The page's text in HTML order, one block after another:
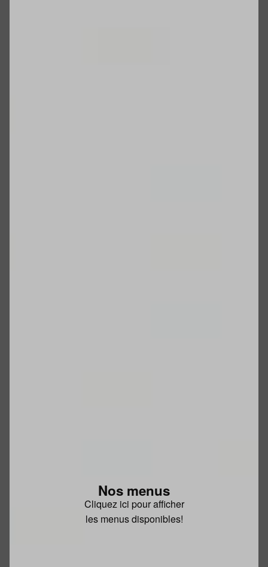
Nos menus
Cliquez ici pour afficher
les menus disponibles!